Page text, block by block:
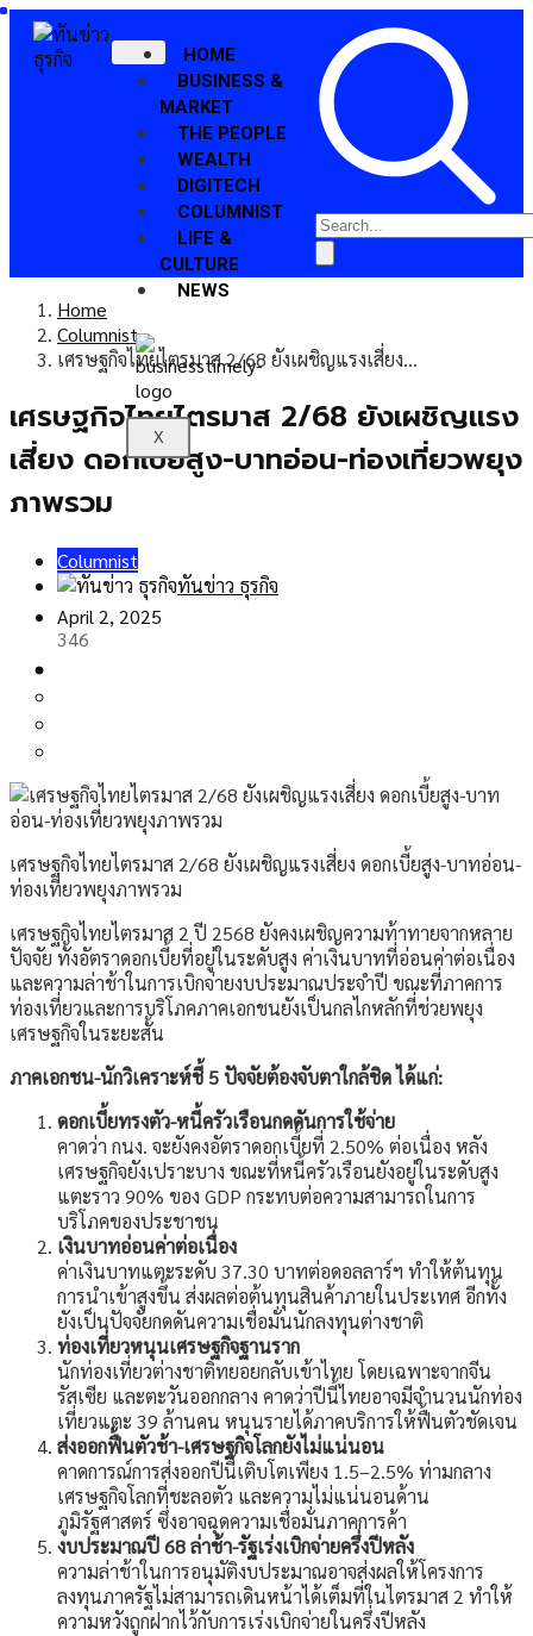
HOME
BUSINESS &
MARKET
THE PEOPLE
WEALTH
DIGITECH
COLUMNIST
LIFE &
CULTURE
NEWS
X
Home
Columnist
เศรษฐกิจไทยไตรมาส 2/68 ยังเผชิญแรงเสี่ยง…
เศรษฐกิจไทยไตรมาส 2/68 ยังเผชิญแรง
เสี่ยง ดอกเบี้ยสูง-บาทอ่อน-ท่องเที่ยวพยุง
ภาพรวม
Columnist
ทันข่าว ธุรกิจ
April 2, 2025
346
เศรษฐกิจไทยไตรมาส 2/68 ยังเผชิญแรงเสี่ยง ดอกเบี้ยสูง-บาทอ่อน-
ท่องเที่ยวพยุงภาพรวม
เศรษฐกิจไทยไตรมาส 2 ปี 2568 ยังคงเผชิญความท้าทายจากหลาย
ปัจจัย ทั้งอัตราดอกเบี้ยที่อยู่ในระดับสูง ค่าเงินบาทที่อ่อนค่าต่อเนื่อง
และความล่าช้าในการเบิกจ่ายงบประมาณประจำปี ขณะที่ภาคการ
ท่องเที่ยวและการบริโภคภาคเอกชนยังเป็นกลไกหลักที่ช่วยพยุง
เศรษฐกิจในระยะสั้น
ภาคเอกชน-นักวิเคราะห์ชี้ 5 ปัจจัยต้องจับตาใกล้ชิด ได้แก่:
ดอกเบี้ยทรงตัว-หนี้ครัวเรือนกดดันการใช้จ่าย
คาดว่า กนง. จะยังคงอัตราดอกเบี้ยที่ 2.50% ต่อเนื่อง หลัง
เศรษฐกิจยังเปราะบาง ขณะที่หนี้ครัวเรือนยังอยู่ในระดับสูง
แตะราว 90% ของ GDP กระทบต่อความสามารถในการ
บริโภคของประชาชน
เงินบาทอ่อนค่าต่อเนื่อง
ค่าเงินบาทแตะระดับ 37.30 บาทต่อดอลลาร์ฯ ทำให้ต้นทุน
การนำเข้าสูงขึ้น ส่งผลต่อต้นทุนสินค้าภายในประเทศ อีกทั้ง
ยังเป็นปัจจัยกดดันความเชื่อมั่นนักลงทุนต่างชาติ
ท่องเที่ยวหนุนเศรษฐกิจฐานราก
นักท่องเที่ยวต่างชาติทยอยกลับเข้าไทย โดยเฉพาะจากจีน
รัสเซีย และตะวันออกกลาง คาดว่าปีนี้ไทยอาจมีจำนวนนักท่อง
เที่ยวแตะ 39 ล้านคน หนุนรายได้ภาคบริการให้ฟื้นตัวชัดเจน
ส่งออกฟื้นตัวช้า-เศรษฐกิจโลกยังไม่แน่นอน
คาดการณ์การส่งออกปีนี้เติบโตเพียง 1.5–2.5% ท่ามกลาง
เศรษฐกิจโลกที่ชะลอตัว และความไม่แน่นอนด้าน
ภูมิรัฐศาสตร์ ซึ่งอาจฉุดความเชื่อมั่นภาคการค้า
งบประมาณปี 68 ล่าช้า-รัฐเร่งเบิกจ่ายครึ่งปีหลัง
ความล่าช้าในการอนุมัติงบประมาณอาจส่งผลให้โครงการ
ลงทุนภาครัฐไม่สามารถเดินหน้าได้เต็มที่ในไตรมาส 2 ทำให้
ความหวังถูกฝากไว้กับการเร่งเบิกจ่ายในครึ่งปีหลัง